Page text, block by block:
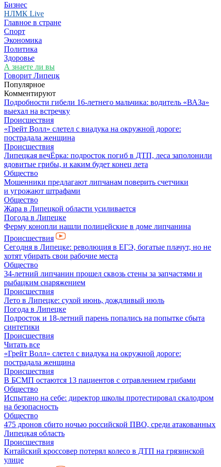
Бизнес
НЛМК Live
Главное в стране
Спорт
Экономика
Политика
Здоровье
А знаете ли вы
Говорит Липецк
Популярное
Комментируют
Подробности гибели 16-летнего мальчика: водитель «ВАЗа»
выехал на встречку
Происшествия
«Грейт Волл» слетел с виадука на окружной дороге:
пострадала женщина
Происшествия
Липецкая вечЁрка: подросток погиб в ДТП, леса заполонили
ядовитые грибы, и каким будет конец лета
Общество
Мошенники предлагают липчанам поверить счетчики
и угрожают штрафами
Общество
Жара в Липецкой области усиливается
Погода в Липецке
Ферму конопли нашли полицейские в доме липчанина
Происшествия
Сегодня в Липецке: революция в ЕГЭ, богатые плачут, но не
хотят убирать свои рабочие места
Общество
34-летний липчанин прошел сквозь стены за запчастями и
рыбацким снаряжением
Происшествия
Лето в Липецке: сухой июнь, дождливый июль
Погода в Липецке
Подросток и 18-летний парень попались на попытке сбыта
синтетики
Происшествия
Читать все
«Грейт Волл» слетел с виадука на окружной дороге:
пострадала женщина
Происшествия
В БСМП остаются 13 пациентов с отравлением грибами
Общество
Испытано на себе: директор школы протестировал скалодром
на безопасность
Общество
475 дронов сбито ночью российской ПВО, среди атакованных
Липецкая область
Происшествия
Китайский кроссовер потерял колесо в ДТП на грязинской
улице